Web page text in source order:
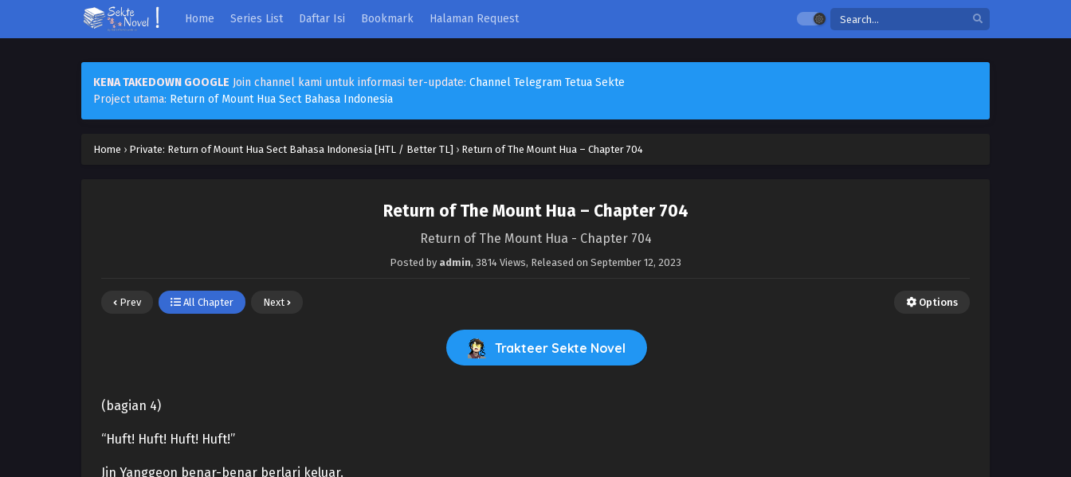
Home Series List Daftar Isi Bookmark Halaman Request
KENA TAKEDOWN GOOGLE Join channel kami untuk informasi ter-update: Channel Telegram Tetua Sekte
Project utama: Return of Mount Hua Sect Bahasa Indonesia
Home › Private: Return of Mount Hua Sect Bahasa Indonesia [HTL / Better TL] › Return of The Mount Hua – Chapter 704
Return of The Mount Hua – Chapter 704
Return of The Mount Hua - Chapter 704
Posted by admin, 3814 Views, Released on September 12, 2023
Prev All Chapter Next Options
Trakteer Sekte Novel
(bagian 4)
“Huft! Huft! Huft! Huft!”
Jin Yanggeon benar-benar berlari keluar.